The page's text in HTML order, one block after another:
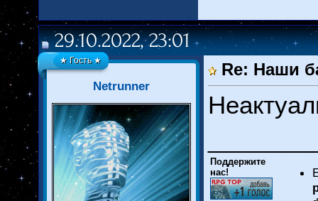
29.10.2022, 23:01
Netrunner
★ Гость ★ Re: Наши
Поддержите
нас!